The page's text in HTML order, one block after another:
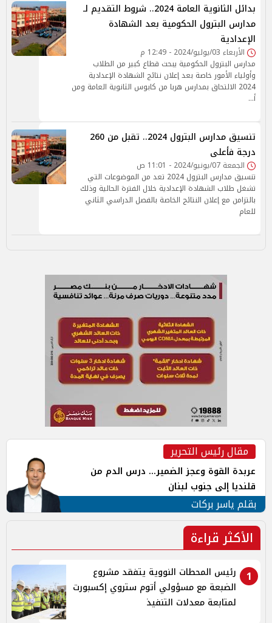
بدائل الثانوية العامة 2024.. شروط التقديم لـ
مدارس البترول الحكومية بعد الشهادة
الإعدادية
الأربعاء 03/يوليو/2024 - 12:49 م
مدارس البترول الحكومية يبحث قطاع كبير من الطلاب
وأولياء الأمور خاصة بعد إعلان نتائج الشهادة الإعدادية
2024 الالتحاق بمدارس هربا من كابوس الثانوية العامة ومن
أ…
تنسيق مدارس البترول 2024.. تقبل من 260
درجة فأعلى
الجمعة 07/يونيو/2024 - 11:01 ص
تنسيق مدارس البترول 2024 تعد من الموضوعات التي
تشغل طلاب الشهادة الإعدادية خلال الفترة الحالية وذلك
بالتزامن مع إعلان النتائج الخاصة بالفصل الدراسي الثاني
للعام
مقال رئيس التحرير
عربدة القوة وعجز الضمير... درس الدم من
قلنديا إلى جنوب لبنان
بقلم ياسر بركات
الأكثر قراءة
1
رئيس المحطات النووية يتفقد مشروع
الضبعة مع مسؤولي أتوم ستروي إكسبورت
لمتابعة معدلات التنفيذ